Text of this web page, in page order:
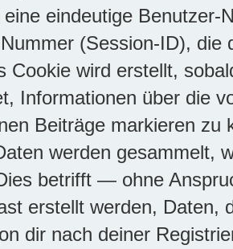
eindeutige
(Session-ID), die
Cookie wird erstellt,
Informationen über die
Beiträge markieren zu
werden gesammelt,
betrifft — ohne
erstellt werden, Daten,
dir nach deiner